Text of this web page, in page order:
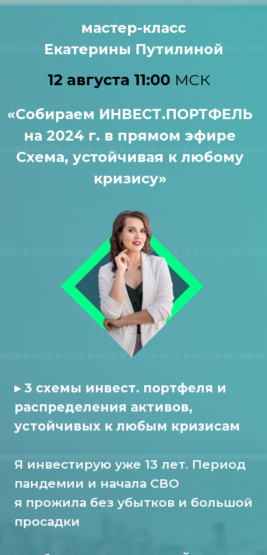
Екатерины Путилиной
Собираем ИНВЕСТ.ПОРТФЕЛЬ
Схема, устойчивая к любому
▸ 3 схемы инвест. портфеля и
распределения активов,
устойчивых к любым кризисам
Я инвестирую уже 13 лет. Период
пандемии и начала СВО
я прожила без убытков и большой
инвест.портфель в прямом
эфире
в инвестициях
12 августа 11:00МСК
Подборка вкладов и облигаций
Регистрируйся и
получи 2 подарка прямо
сейчас: